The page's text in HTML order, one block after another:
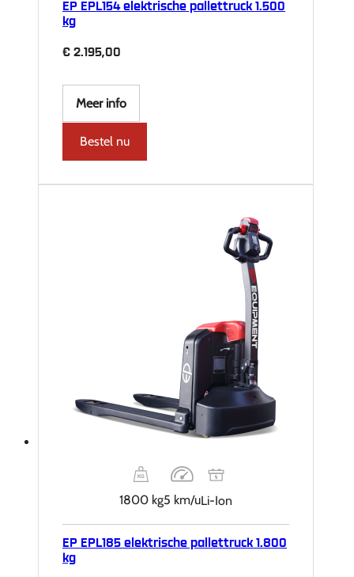
EP EPL154 elektrische pallettruck 1.500
kg
€ 2.195,00
Meer info
Bestel nu
1800 kg5 km/uLi-Ion
EP EPL185 elektrische pallettruck 1.800
kg